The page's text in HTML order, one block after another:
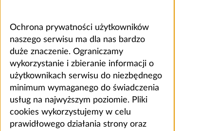
Ochrona prywatności użytkowników
naszego serwisu ma dla nas bardzo
duże znaczenie. Ograniczamy
wykorzystanie i zbieranie informacji o
użytkownikach serwisu do niezbędnego
minimum wymaganego do świadczenia
usług na najwyższym poziomie. Pliki
cookies wykorzystujemy w celu
prawidłowego działania strony oraz